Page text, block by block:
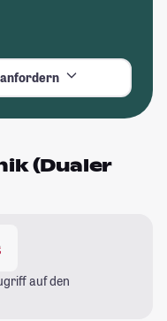
(Dualer
auf den